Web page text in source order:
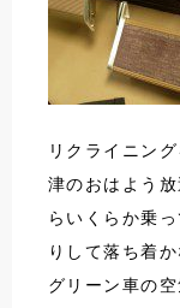
リクライニン
津のおはよう
らいくらか乗
りして落ち着
グリーン車の